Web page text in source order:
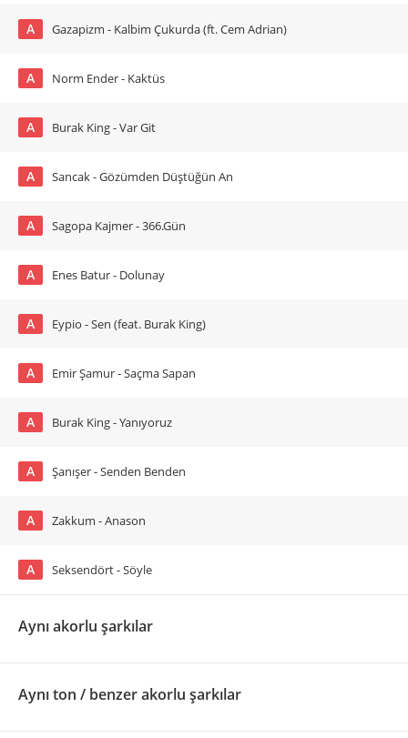
A Gazapizm - Kalbim Çukurda (ft. Cem Adrian)
A Norm Ender - Kaktüs
A Burak King - Var Git
A Sancak - Gözümden Düştüğün An
A Sagopa Kajmer - 366.Gün
A Enes Batur - Dolunay
A Eypio - Sen (feat. Burak King)
A Emir Şamur - Saçma Sapan
A Burak King - Yanıyoruz
A Şanışer - Senden Benden
A Zakkum - Anason
A Seksendört - Söyle
Aynı akorlu şarkılar
Aynı ton / benzer akorlu şarkılar